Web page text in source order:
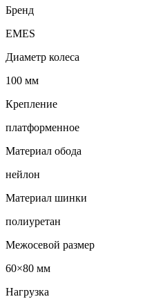
Бренд
EMES
Диаметр колеса
100 мм
Крепление
платформенное
Материал обода
нейлон
Материал шинки
полиуретан
Межосевой размер
60×80 мм
Нагрузка